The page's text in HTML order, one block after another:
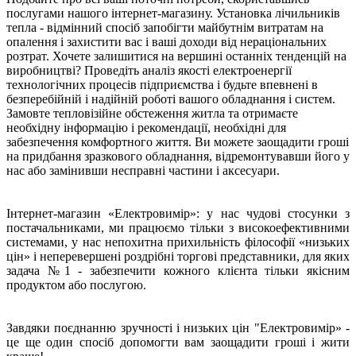
послугами нашого інтернет-магазину. Установка лічильників
тепла - відмінний спосіб запобігти майбутнім витратам на
опалення і захистити вас і ваші доходи від нераціональних
розтрат. Хочете залишитися на вершині останніх тенденцій на
виробництві? Проведіть аналіз якості електроенергії
технологічних процесів підприємства і будьте впевнені в
безперебійній і надійній роботі вашого обладнання і систем.
Замовте тепловізійне обстеження житла та отримаєте
необхідну інформацію і рекомендації, необхідні для
забезпечення комфортного життя. Ви можете заощадити гроші
на придбання зразкового обладнання, відремонтувавши його у
нас або замінивши несправні частини і аксесуари.
Інтернет-магазин «Електровимір»: у нас чудові стосунки з
постачальниками, ми працюємо тільки з високоефективними
системами, у нас непохитна прихильність філософії «низьких
цін» і неперевершені роздрібні торгові представники, для яких
задача №1 - забезпечити кожного клієнта тільки якісним
продуктом або послугою.
Завдяки поєднанню зручності і низьких цін "Електровимір» -
це ще один спосіб допомогти вам заощадити гроші і жити